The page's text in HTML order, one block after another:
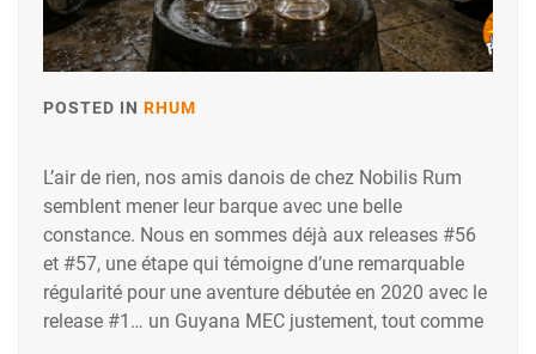
POSTED IN RHUM
L’air de rien, nos amis danois de chez Nobilis Rum
semblent mener leur barque avec une belle
constance. Nous en sommes déjà aux releases #56
et #57, une étape qui témoigne d’une remarquable
régularité pour une aventure débutée en 2020 avec le
release #1… un Guyana MEC justement, tout comme